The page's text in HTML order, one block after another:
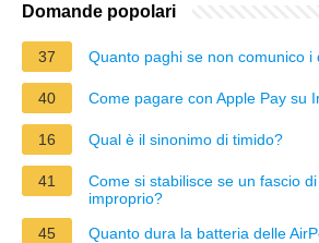
Domande popolari
37 Quanto paghi se non comunico i
40 Come pagare con Apple Pay su
16 Qual è il sinonimo di timido?
41
Come si stabilisce se un fascio
improprio?
45
Quanto dura la batteria delle